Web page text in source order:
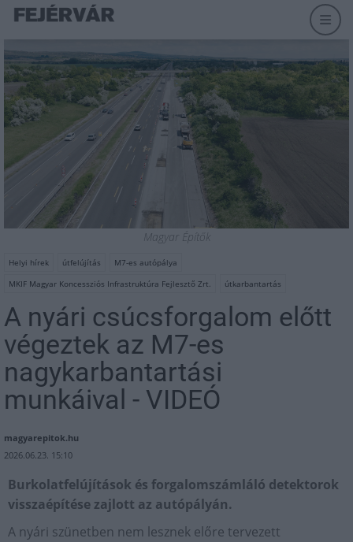
Magyar Építők
Helyi hírek útfelújítás
M7-es autópálya
MKIF Magyar Koncessziós Infrastruktúra Fejlesztő Zrt.
útkarbantartás
A nyári csúcsforgalom előtt
végeztek az M7-es
nagykarbantartási
munkáival - VIDEÓ
magyarepitok.hu
2026.06.23. 15:10
Burkolatfelújítások és forgalomszámláló detektorok
visszaépítése zajlott az autópályán.
A nyári szünetben nem lesznek előre tervezett